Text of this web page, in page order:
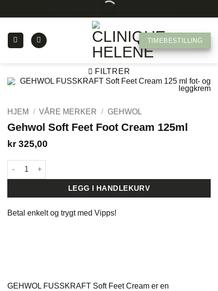
to
TIMEBESTILLING
FILTRER
HJEM / VÅRE MERKER / GEHWOL
Gehwol Soft Feet Foot Cream 125ml
kr325,00
Gehwol Soft Feet Foot Cream 125ml antall
LEGG I HANDLEKURV
Betal enkelt og trygt med Vipps!
GEHWOL FUSSKRAFT Soft Feet Cream er en